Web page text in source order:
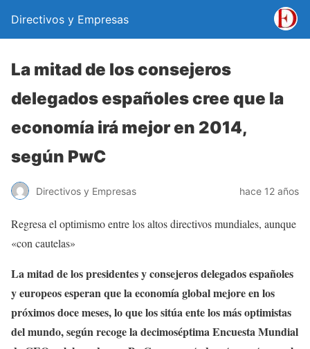
Directivos y Empresas
La mitad de los consejeros
delegados españoles cree que la
economía irá mejor en 2014,
según PwC
Directivos y Empresas hace 12 años
Regresa el optimismo entre los altos directivos mundiales, aunque
«con cautelas»
La mitad de los presidentes y consejeros delegados españoles
y europeos esperan que la economía global mejore en los
próximos doce meses, lo que los sitúa ente los más optimistas
del mundo, según recoge la decimoséptima Encuesta Mundial